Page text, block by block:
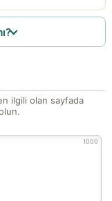
ilgili olan sayfada
1000